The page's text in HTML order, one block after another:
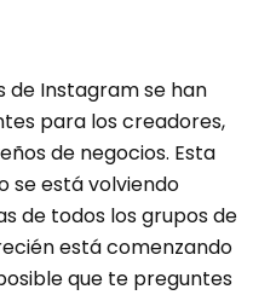
de Instagram se han
para los creadores,
de negocios. Esta
se está volviendo
de todos los grupos de
está comenzando
que te preguntes